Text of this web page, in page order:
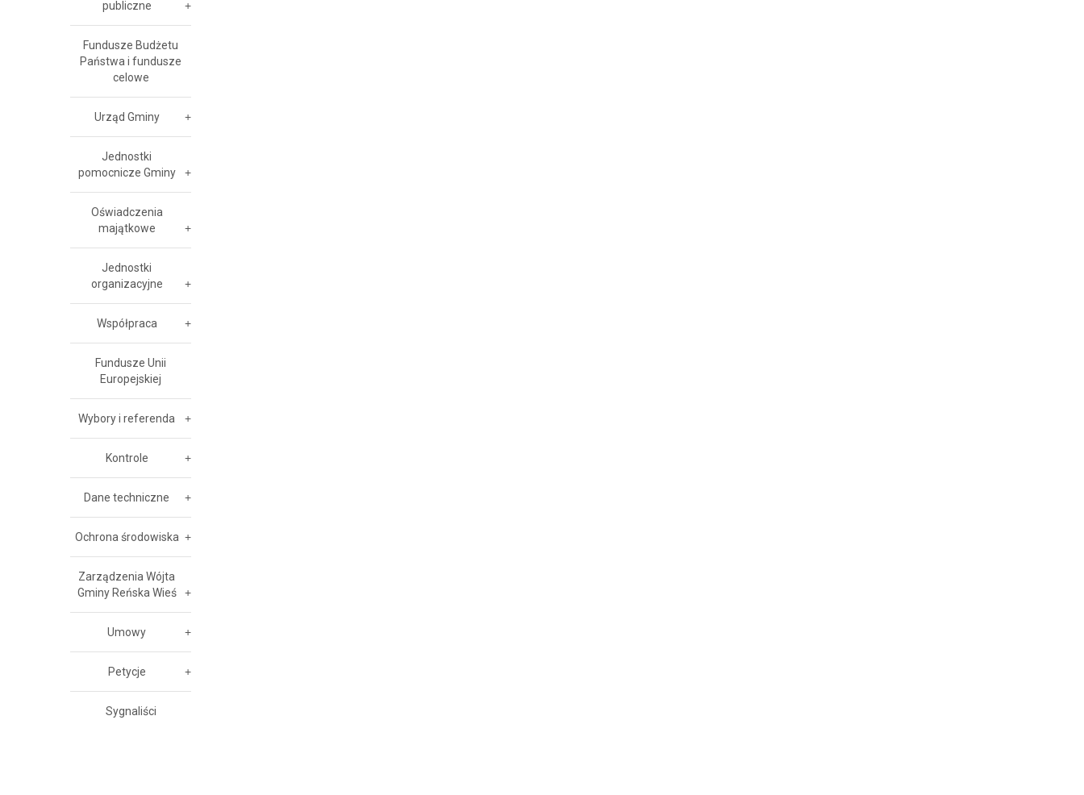
publiczne
Fundusze Budżetu
Państwa i fundusze
celowe
Urząd Gminy
Jednostki
pomocnicze Gminy
Oświadczenia
majątkowe
Jednostki
organizacyjne
Współpraca
Fundusze Unii
Europejskiej
Wybory i referenda
Kontrole
Dane techniczne
Ochrona środowiska
Zarządzenia Wójta
Gminy Reńska Wieś
Umowy
Petycje
Sygnaliści